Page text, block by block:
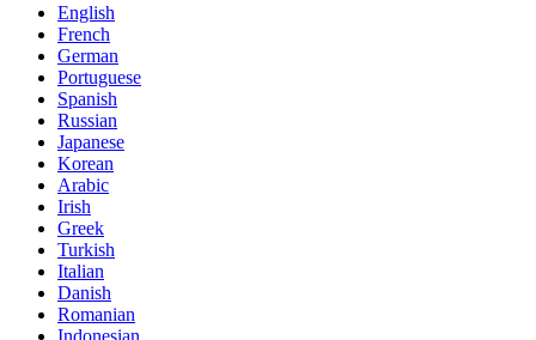
English
French
German
Portuguese
Spanish
Russian
Japanese
Korean
Arabic
Irish
Greek
Turkish
Italian
Danish
Romanian
Indonesian